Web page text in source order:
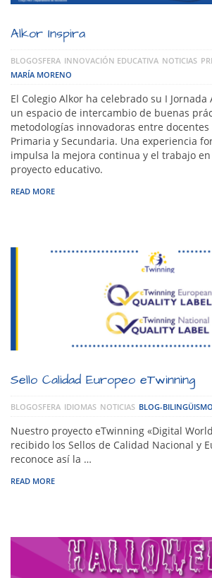
Alkor Inspira
BLOGOSFERA INNOVACIÓN EDUCATIVA NOTICIAS
MARÍA MORENO
El Colegio Alkor ha celebrado su I Jornada
un espacio de intercambio de buenas
metodologías innovadoras entre
Primaria y Secundaria. Una experiencia
impulsa la mejora continua y el trabajo
proyecto educativo.
READ MORE
Sello Calidad Europeo eTwinning
BLOGOSFERA IDIOMAS NOTICIAS BLOG-BILINGÜISMO
Nuestro proyecto eTwinning «Digital
recibido los Sellos de Calidad Nacional y
reconoce así la …
READ MORE